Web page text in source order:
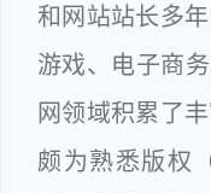
和网站站长多
游戏、电子商
网领域积累了
颇为熟悉版权